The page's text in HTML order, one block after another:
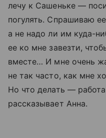
лечу к Сашеньке —
погулять. Спрашиваю
а не надо ли им куда-
ее ко мне завезти,
вместе… И мне очень
не так часто, как мне
Но что делать —
рассказывает Анна.